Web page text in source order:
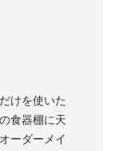
けを使いた
食器棚に天
ーダーメイ